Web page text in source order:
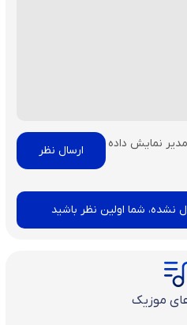
نمایش داده
نشده، شما اولین نظر باشید
موزیک